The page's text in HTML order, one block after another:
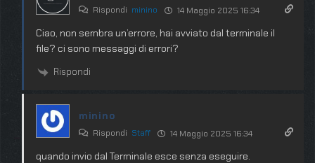
Rispondi minino 14 Maggio 2025 16:34
Ciao, non sembra un’errore, hai avviato dal terminale il
file? ci sono messaggi di errori?
Rispondi
minino
Rispondi Staff 14 Maggio 2025 16:34
quando invio dal Terminale esce senza eseguire.